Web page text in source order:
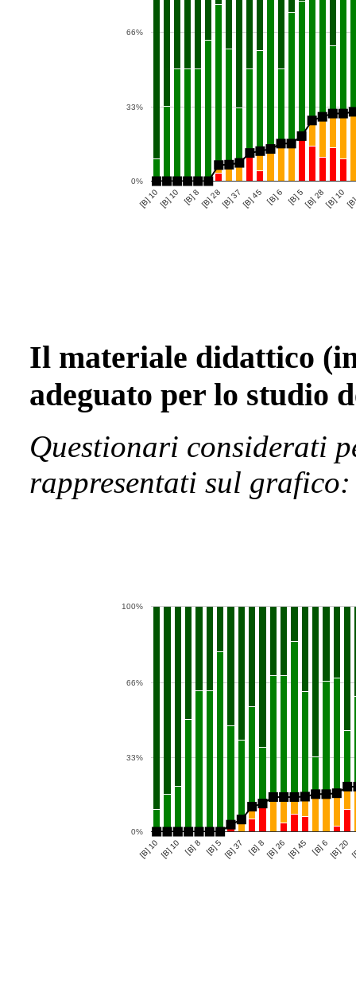
[B] 10[B] 10 [B] 8[B] 28[B] 37[B] 45 [B] 6 [B] 5[B] 28[B] 10
0%
33%
66%
Il materiale didattico
adeguato per lo studio
Questionari considerati
rappresentati sul
[B] 10[B] 10 [B] 8 [B] 5[B] 37 [B] 8[B] 26[B] 45 [B] 6[B] 20
0%
33%
66%
100%